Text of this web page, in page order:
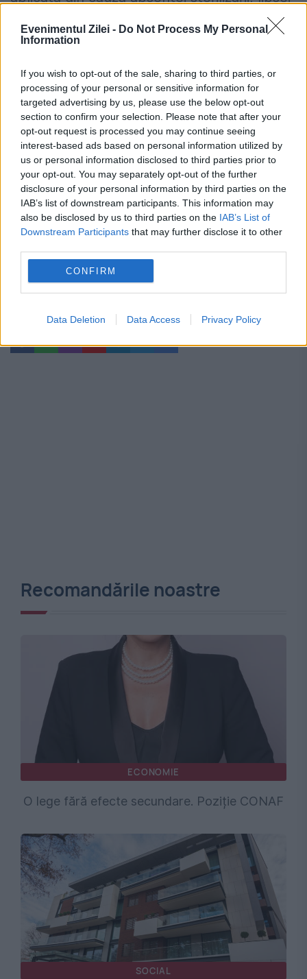
Evenimentul Zilei - Do Not Process My Personal
Information
If you wish to opt-out of the sale, sharing to third parties, or
processing of your personal or sensitive information for
targeted advertising by us, please use the below opt-out
section to confirm your selection. Please note that after your
opt-out request is processed you may continue seeing
interest-based ads based on personal information utilized by
us or personal information disclosed to third parties prior to
your opt-out. You may separately opt-out of the further
disclosure of your personal information by third parties on the
IAB’s list of downstream participants. This information may
also be disclosed by us to third parties on the IAB’s List of
Downstream Participants that may further disclose it to other
CONFIRM
Data Deletion Data Access Privacy Policy
microcipării și, desigur, a abandonului
animalului.
România, în pericol de blackout? Expert
în energie: „Trebuie să accelerăm cât se
poate de repede acele investiții”
Cum verifici dacă ai datorii la Primărie?
Metoda prin care afli online dacă ai
restanțe la taxe și impozite
animale caine lege sanctiuni
Recomandările noastre
ECONOMIE
O lege fără efecte secundare. Poziție CONAF
SOCIAL